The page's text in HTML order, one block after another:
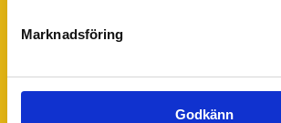
Marknadsföring
Godkänn
Verksamhetsansvarig för 55Plus Västervik
vastervik@55plus.se